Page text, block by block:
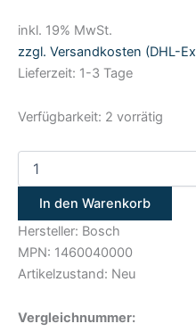
inkl. 19% MwSt.
zzgl. Versandkosten (DHL-
Lieferzeit: 1-3 Tage
Verfügbarkeit: 2 vorrätig
In den Warenkorb
Hersteller: Bosch
MPN: 1460040000
Artikelzustand: Neu
Vergleichnummer: